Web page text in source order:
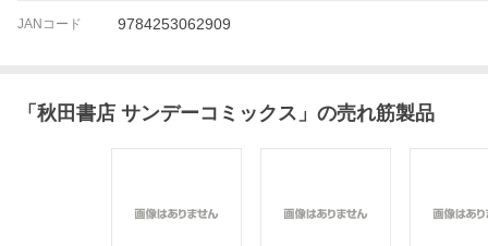
JANコード 9784253062909
「 秋田書店 サンデーコミックス 」の売れ筋製品